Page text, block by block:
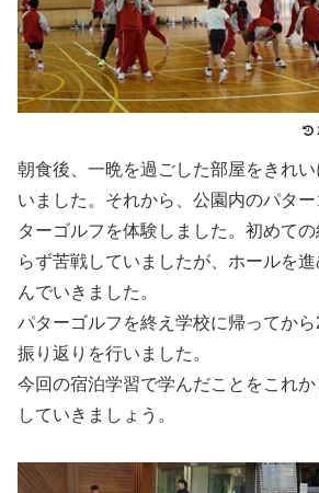
朝食後、一晩を過ごした部屋をきれ
いました。それから、公園内のパタ
ターゴルフを体験しました。初めて
らず苦戦していましたが、ホールを
んでいきました。
パターゴルフを終え学校に帰ってか
振り返りを行いました。
今回の宿泊学習で学んだことをこれ
していきましょう。